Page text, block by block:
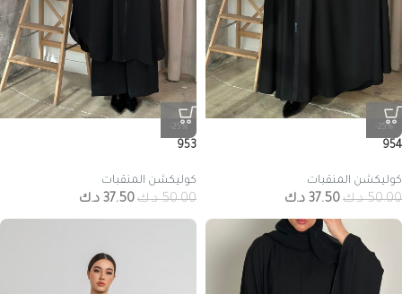
-25%
954
كوليكشن المنقبات
50.00 د.ك37.50 د.ك
-25%
953
كوليكشن المنقبات
50.00 د.ك37.50 د.ك